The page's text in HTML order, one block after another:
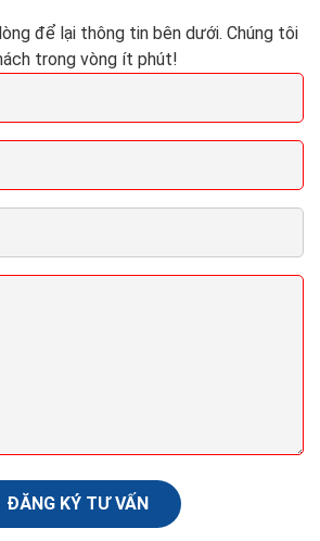
để lại thông tin bên dưới. Chúng tôi
trong vòng ít phút!
ĐĂNG KÝ TƯ VẤN